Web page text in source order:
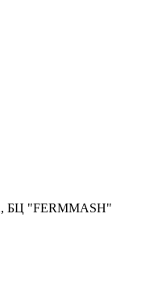
БЦ "FERMMASH"